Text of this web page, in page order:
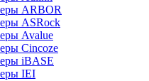
ARBOR
ASRock
Avalue
Cincoze
iBASE
IEI